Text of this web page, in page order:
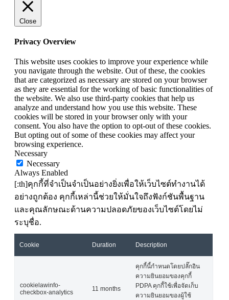
Close
Privacy Overview
This website uses cookies to improve your experience while
you navigate through the website. Out of these, the cookies
that are categorized as necessary are stored on your browser
as they are essential for the working of basic functionalities of
the website. We also use third-party cookies that help us
analyze and understand how you use this website. These
cookies will be stored in your browser only with your
consent. You also have the option to opt-out of these cookies.
But opting out of some of these cookies may affect your
browsing experience.
Necessary
Necessary
Always Enabled
[:th]คุกกี้ที่จำเป็นจำเป็นอย่างยิ่งเพื่อให้เว็บไซต์ทำงานได้
อย่างถูกต้อง คุกกี้เหล่านี้ช่วยให้มั่นใจถึงฟังก์ชันพื้นฐาน
และคุณลักษณะด้านความปลอดภัยของเว็บไซต์โดยไม่
ระบุชื่อ.
Cookie Duration Description
cookielawinfo-
checkbox-analytics
11 months
คุกกี้นี้กำหนดโดยปลั๊กอิน
ความยินยอมของคุกกี้
PDPA คุกกี้ใช้เพื่อจัดเก็บ
ความยินยอมของผู้ใช้